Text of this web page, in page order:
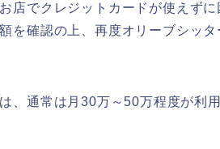
店でクレジットカードが使えず
を確認の上、再度オリーブシッ
、通常は月30万～50万程度が利